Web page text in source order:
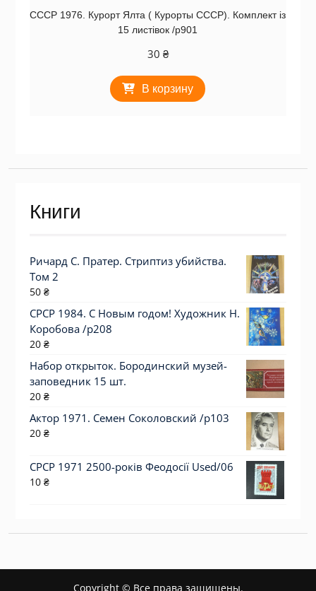
СССР 1976. Курорт Ялта ( Курорты СССР). Комплект із
15 листівок /р901
30 ₴
В корзину
Книги
Ричард С. Пратер. Стриптиз убийства.
Том 2
50 ₴
СРСР 1984. С Новым годом! Художник Н.
Коробова /р208
20 ₴
Набор открыток. Бородинский музей-
заповедник 15 шт.
20 ₴
Актор 1971. Семен Соколовский /p103
20 ₴
СРСР 1971 2500-років Феодосії Used/06
10 ₴
Copyright © Все права защищены.